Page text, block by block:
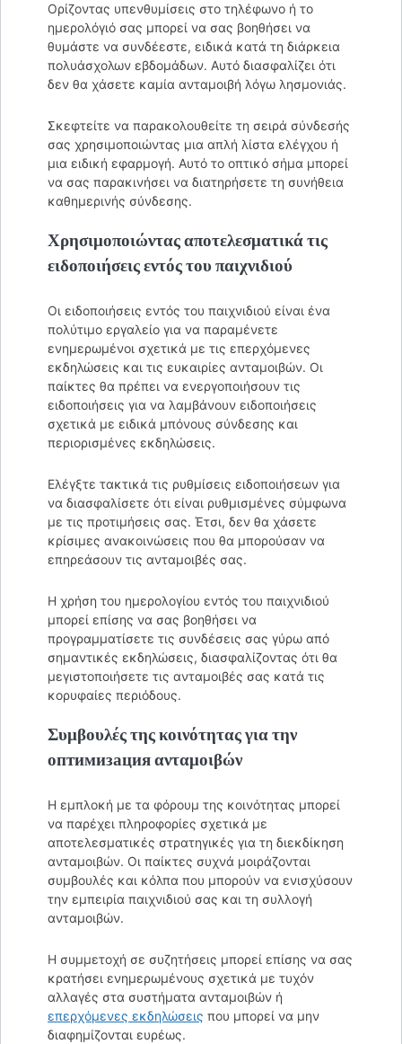
Ορίζοντας υπενθυμίσεις στο τηλέφωνο ή το
ημερολόγιό σας μπορεί να σας βοηθήσει να
θυμάστε να συνδέεστε, ειδικά κατά τη διάρκεια
πολυάσχολων εβδομάδων. Αυτό διασφαλίζει ότι
δεν θα χάσετε καμία ανταμοιβή λόγω λησμονιάς.
Σκεφτείτε να παρακολουθείτε τη σειρά σύνδεσής
σας χρησιμοποιώντας μια απλή λίστα ελέγχου ή
μια ειδική εφαρμογή. Αυτό το οπτικό σήμα μπορεί
να σας παρακινήσει να διατηρήσετε τη συνήθεια
καθημερινής σύνδεσης.
Χρησιμοποιώντας αποτελεσματικά τις
ειδοποιήσεις εντός του παιχνιδιού
Οι ειδοποιήσεις εντός του παιχνιδιού είναι ένα
πολύτιμο εργαλείο για να παραμένετε
ενημερωμένοι σχετικά με τις επερχόμενες
εκδηλώσεις και τις ευκαιρίες ανταμοιβών. Οι
παίκτες θα πρέπει να ενεργοποιήσουν τις
ειδοποιήσεις για να λαμβάνουν ειδοποιήσεις
σχετικά με ειδικά μπόνους σύνδεσης και
περιορισμένες εκδηλώσεις.
Ελέγξτε τακτικά τις ρυθμίσεις ειδοποιήσεων για
να διασφαλίσετε ότι είναι ρυθμισμένες σύμφωνα
με τις προτιμήσεις σας. Έτσι, δεν θα χάσετε
κρίσιμες ανακοινώσεις που θα μπορούσαν να
επηρεάσουν τις ανταμοιβές σας.
Η χρήση του ημερολογίου εντός του παιχνιδιού
μπορεί επίσης να σας βοηθήσει να
προγραμματίσετε τις συνδέσεις σας γύρω από
σημαντικές εκδηλώσεις, διασφαλίζοντας ότι θα
μεγιστοποιήσετε τις ανταμοιβές σας κατά τις
κορυφαίες περιόδους.
Συμβουλές της κοινότητας για την
оптимизация ανταμοιβών
Η εμπλοκή με τα φόρουμ της κοινότητας μπορεί
να παρέχει πληροφορίες σχετικά με
αποτελεσματικές στρατηγικές για τη διεκδίκηση
ανταμοιβών. Οι παίκτες συχνά μοιράζονται
συμβουλές και κόλπα που μπορούν να ενισχύσουν
την εμπειρία παιχνιδιού σας και τη συλλογή
ανταμοιβών.
Η συμμετοχή σε συζητήσεις μπορεί επίσης να σας
κρατήσει ενημερωμένους σχετικά με τυχόν
αλλαγές στα συστήματα ανταμοιβών ή
επερχόμενες εκδηλώσεις που μπορεί να μην
διαφημίζονται ευρέως.